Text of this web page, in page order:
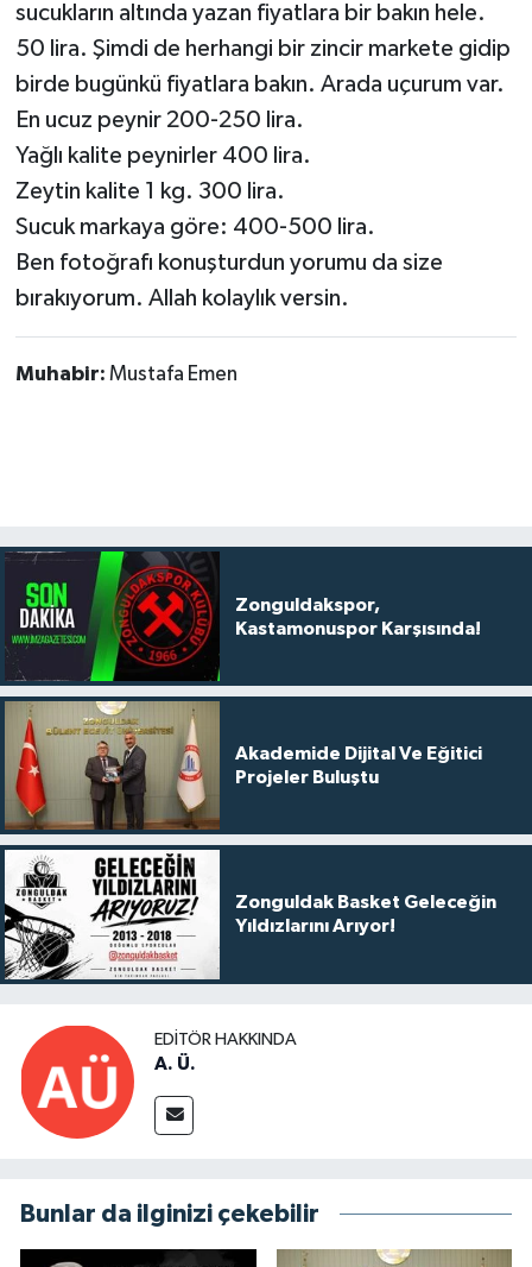
sucukların altında yazan fiyatlara bir bakın hele.
50 lira. Şimdi de herhangi bir zincir markete gidip
birde bugünkü fiyatlara bakın. Arada uçurum var.
En ucuz peynir 200-250 lira.
Yağlı kalite peynirler 400 lira.
Zeytin kalite 1 kg. 300 lira.
Sucuk markaya göre: 400-500 lira.
Ben fotoğrafı konuşturdun yorumu da size
bırakıyorum. Allah kolaylık versin.
Muhabir: Mustafa Emen
Zonguldakspor,
Kastamonuspor Karşısında!
Akademide Dijital Ve Eğitici
Projeler Buluştu
Zonguldak Basket Geleceğin
Yıldızlarını Arıyor!
EDITÖR HAKKINDA
A. Ü.
Bunlar da ilginizi çekebilir